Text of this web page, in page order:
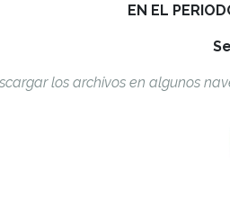
EN EL
los archivos en algunos